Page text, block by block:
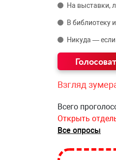
На выставки,
В библиотеку
Никуда —
Взгляд
Всего
Открыть
Все опросы